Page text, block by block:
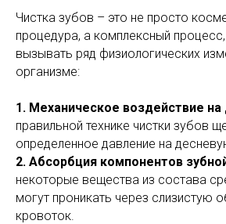
Чистка зубов – это не просто
процедура, а комплексный
вызывать ряд физиологических
организме:
1. Механическое воздействие
правильной технике чистки зубов
определенное давление на
2. Абсорбция компонентов
некоторые вещества из состава
могут проникать через слизистую
кровоток.